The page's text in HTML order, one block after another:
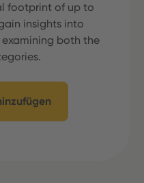
footprint of up to
insights into
both the